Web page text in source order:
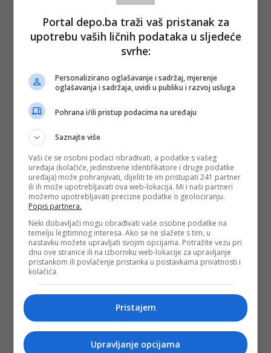
Portal depo.ba traži vaš pristanak za
upotrebu vaših ličnih podataka u sljedeće
svrhe:
Personalizirano oglašavanje i sadržaj, mjerenje
oglašavanja i sadržaja, uvidi u publiku i razvoj usluga
Pohrana i/ili pristup podacima na uređaju
Saznajte više
Vaši će se osobni podaci obrađivati, a podatke s vašeg
uređaja (kolačiće, jedinstvene identifikatore i druge podatke
uređaja) može pohranjivati, dijeliti te im pristupati 241 partner
ili ih može upotrebljavati ova web-lokacija. Mi i naši partneri
možemo upotrebljavati precizne podatke o geolociranju.
Popis partnera.
Neki dobavljači mogu obrađivati vaše osobne podatke na
temelju legitimnog interesa. Ako se ne slažete s tim, u
nastavku možete upravljati svojim opcijama. Potražite vezu pri
dnu ove stranice ili na izborniku web-lokacije za upravljanje
pristankom ili povlačenje pristanka u postavkama privatnosti i
kolačića.
Pristajem
Upravljanje opcijama